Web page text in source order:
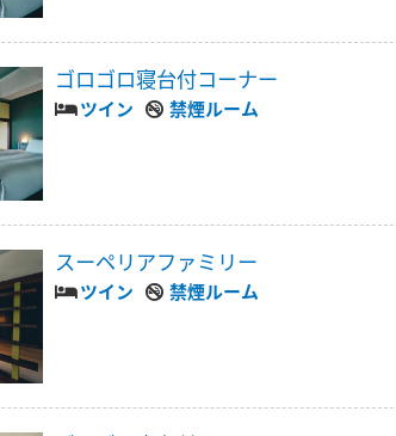
ゴロゴロ寝台付コーナー
ツイン 禁煙ルーム
スーペリアファミリー
ツイン 禁煙ルーム